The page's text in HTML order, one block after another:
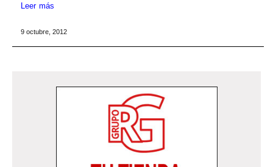
Leer más
9 octubre, 2012